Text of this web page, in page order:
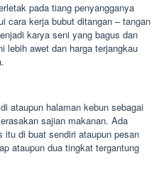
pada tiang penyangganya
cara kerja bubut ditangan – tangan
karya seni yang bagus dan
lebih awet dan harga terjangkau
ataupun halaman kebun sebagai
sajian makanan. Ada
itu di buat sendiri ataupun pesan
ataupun dua tingkat tergantung